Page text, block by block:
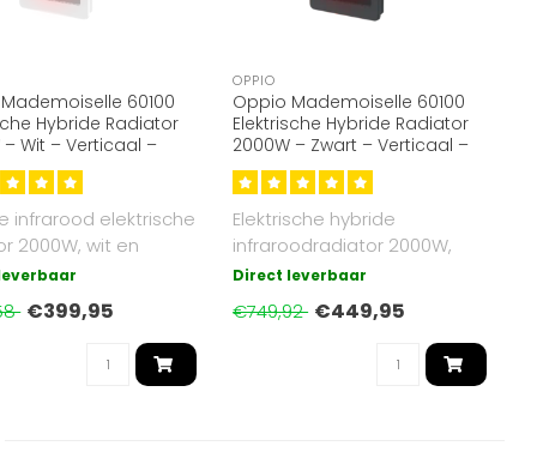
60100
Hybride Radiator
– Wit – Verticaal –
& Convectie
infrarood elektrische
2000W, wit en
met Wi-Fi functi..
€399,95
OPPIO
Oppio Mademoiselle 60100
Elektrische Hybride Radiator
2000W – Zwart – Verticaal –
Infrarood & Convectie
Elektrische hybride
infraroodradiator 2000W,
zwart en verticaal, met Wi-Fi
funct..
Direct leverbaar
€749,92 €449,95